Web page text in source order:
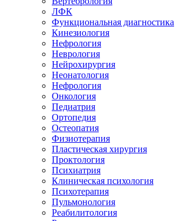
ЛФК
Функциональная диагностика
Кинезиология
Нефрология
Неврология
Нейрохирургия
Неонатология
Нефрология
Онкология
Педиатрия
Ортопедия
Остеопатия
Физиотерапия
Пластическая хирургия
Проктология
Психиатрия
Клиническая психология
Психотерапия
Пульмонология
Реабилитология